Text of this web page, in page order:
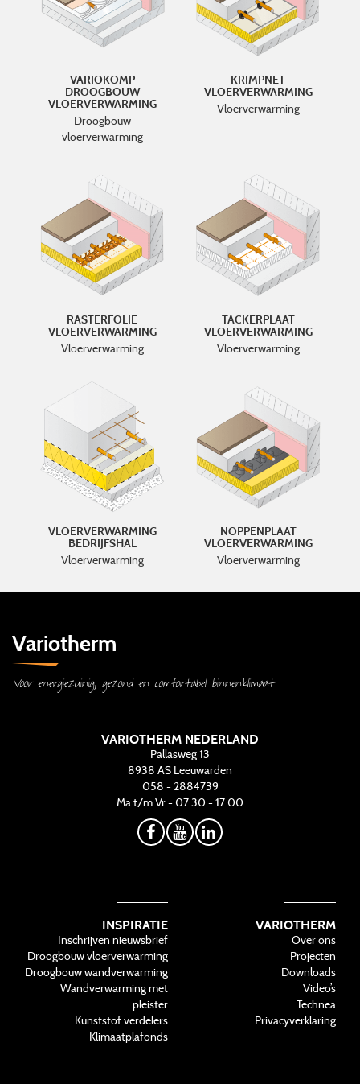
VARIOKOMP
DROOGBOUW
VLOERVERWARMING
Droogbouw
vloerverwarming
KRIMPNET
VLOERVERWARMING
Vloerverwarming
RASTERFOLIE
VLOERVERWARMING
Vloerverwarming
TACKERPLAAT
VLOERVERWARMING
Vloerverwarming
VLOERVERWARMING
BEDRIJFSHAL
Vloerverwarming
NOPPENPLAAT
VLOERVERWARMING
Vloerverwarming
Variotherm
Voor energiezuinig, gezond en comfortabel binnenklimaat
VARIOTHERM NEDERLAND
Pallasweg 13
8938 AS Leeuwarden
058 - 2884739
Ma t/m Vr - 07:30 - 17:00
INSPIRATIE
Inschrijven nieuwsbrief
Droogbouw vloerverwarming
Droogbouw wandverwarming
Wandverwarming met
pleister
Kunststof verdelers
Klimaatplafonds
VARIOTHERM
Over ons
Projecten
Downloads
Video’s
Technea
Privacyverklaring